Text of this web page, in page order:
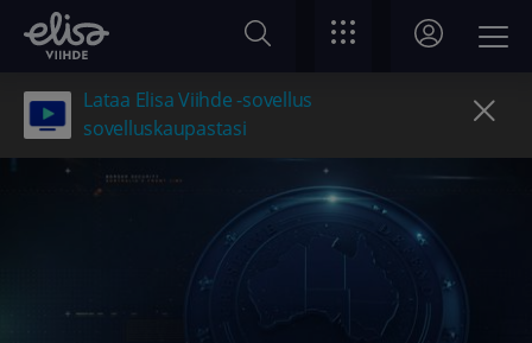
Lataa Elisa Viihde -sovellus
sovelluskaupastasi